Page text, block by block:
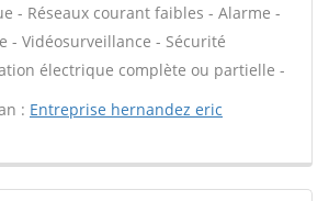
- Réseaux courant faibles - Alarme -
- Vidéosurveillance - Sécurité
électrique complète ou partielle -
: Entreprise hernandez eric